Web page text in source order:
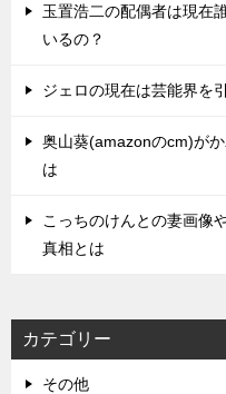
玉置浩二の配偶者は現在
いるの？
ジェロの現在は芸能界を
奥山葵(amazonのcm)が
は
こっちのけんとの妻画像
真相とは
カテゴリー
その他